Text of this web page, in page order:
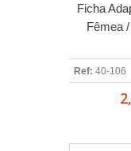
Ficha
Fêmea
Ref: 40-106